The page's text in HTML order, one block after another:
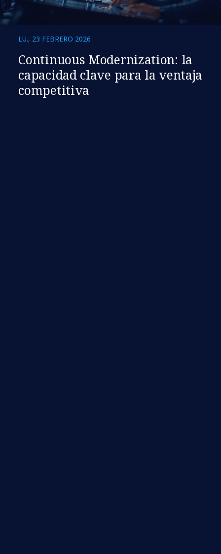
LU., 23 FEBRERO 2026
Continuous Modernization: la
capacidad clave para la ventaja
competitiva